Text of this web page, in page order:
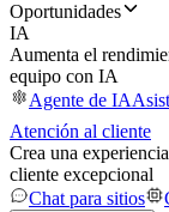
Oportunidades
IA
Aumenta el
equipo con IA
Agente de IA
Atención al cliente
Crea una
cliente excepcional
Chat para sitios